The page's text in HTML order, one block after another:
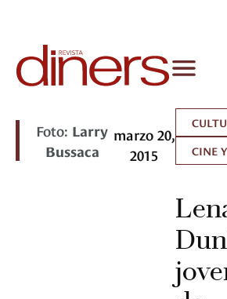
Foto: Larry
Bussaca
marzo 20,
2015
CINE